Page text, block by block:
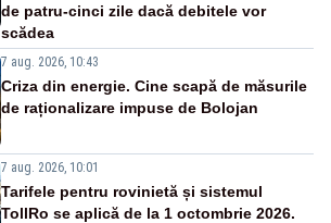
de patru-cinci zile dacă debitele vor
scădea
7 aug. 2026, 10:43
Criza din energie. Cine scapă de măsurile
de raționalizare impuse de Bolojan
7 aug. 2026, 10:01
Tarifele pentru rovinietă și sistemul
TollRo se aplică de la 1 octombrie 2026.